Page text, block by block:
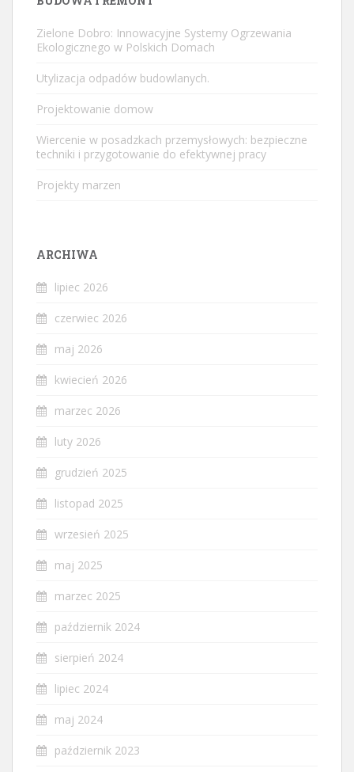
Zielone Dobro: Innowacyjne Systemy Ogrzewania
Ekologicznego w Polskich Domach
Utylizacja odpadów budowlanych.
Projektowanie domow
Wiercenie w posadzkach przemysłowych: bezpieczne
techniki i przygotowanie do efektywnej pracy
Projekty marzen
ARCHIWA
lipiec 2026
czerwiec 2026
maj 2026
kwiecień 2026
marzec 2026
luty 2026
grudzień 2025
listopad 2025
wrzesień 2025
maj 2025
marzec 2025
październik 2024
sierpień 2024
lipiec 2024
maj 2024
październik 2023